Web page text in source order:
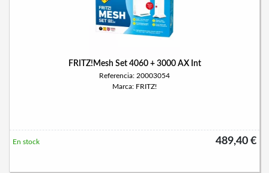
FRITZ!Mesh Set 4060 + 3000 AX Int
Referencia: 20003054
Marca: FRITZ!
489,40 €
En stock